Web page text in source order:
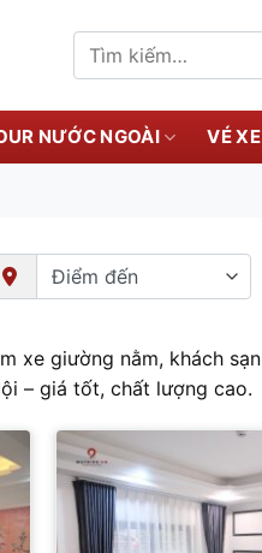
kiếm:
NƯỚC NGOÀI VÉ
xe giường nằm, khách
– giá tốt, chất lượng cao.